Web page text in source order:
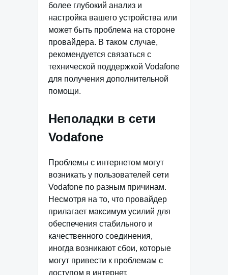
более глубокий анализ и
настройка вашего устройства или
может быть проблема на стороне
провайдера. В таком случае,
рекомендуется связаться с
технической поддержкой Vodafone
для получения дополнительной
помощи.
Неполадки в сети
Vodafone
Проблемы с интернетом могут
возникать у пользователей сети
Vodafone по разным причинам.
Несмотря на то, что провайдер
прилагает максимум усилий для
обеспечения стабильного и
качественного соединения,
иногда возникают сбои, которые
могут привести к проблемам с
доступом в интернет.